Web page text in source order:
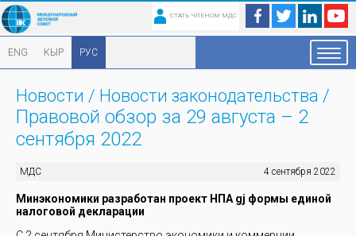
СТАТЬ ЧЛЕНОМ МДС
ENG КЫР РУС
Новости / Новости законодательства /
Правовой обзор за 29 августа – 2
сентября 2022
МДС 4 сентября 2022
Минэкономики разработан проект НПА gj формы единой
налоговой декларации